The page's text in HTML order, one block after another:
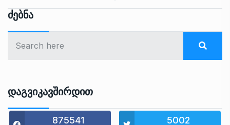
Ძებნა
Დაგვიკავშირდით
875541 5002